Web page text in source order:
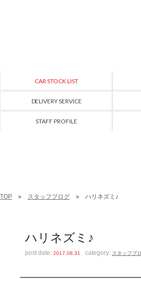
CAR STOCK LIST
DELIVERY SERVICE
STAFF PROFILE
TOP スタッフブログ ハリネズミ♪
ハリネズミ♪
post date:2017.08.31 category: スタッフブ